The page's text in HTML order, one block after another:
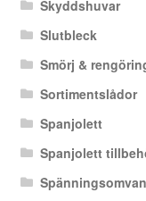
Skyddshuvar
Slutbleck
Smörj &
Sortimentslådor
Spanjolett
Spanjolett